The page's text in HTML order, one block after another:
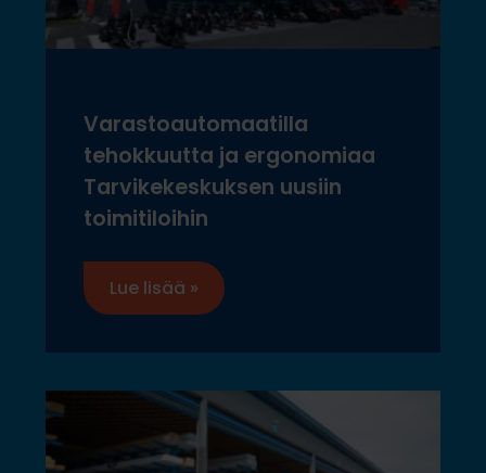
Varastoautomaatilla
tehokkuutta ja ergonomiaa
Tarvikekeskuksen uusiin
toimitiloihin
Lue lisää »